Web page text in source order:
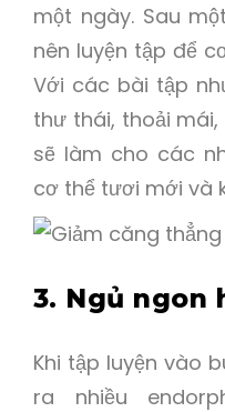
một ngày. Sau
nên luyện tập để
Với các bài tập
thư thái, thoải
sẽ làm cho các
cơ thể tươi mới và
3. Ngủ ngon
Khi tập luyện vào
ra nhiều